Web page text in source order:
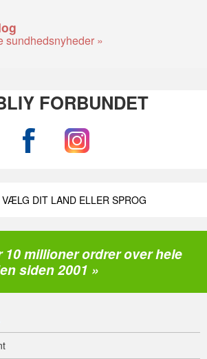
sundhedsnyheder »
FORBUNDET
VÆLG DIT LAND ELLER SPROG
10 millioner ordrer over hele
siden 2001 »